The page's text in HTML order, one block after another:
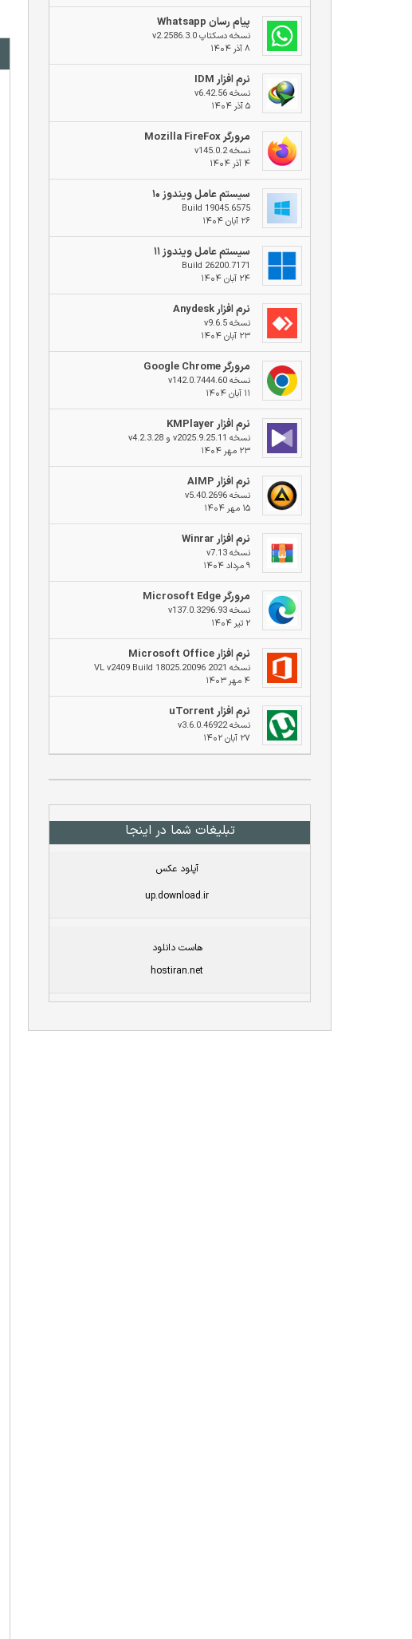
پیام رسان Whatsapp
نسخه دسکتاپ v2.2586.3.0
۸ آذر ۱۴۰۴
نرم افزار IDM
نسخه v6.42.56
۵ آذر ۱۴۰۴
مرورگر Mozilla FireFox
نسخه v145.0.2
۴ آذر ۱۴۰۴
سیستم عامل ویندوز ۱۰
Build 19045.6575
۲۶ آبان ۱۴۰۴
سیستم عامل ویندوز ۱۱
Build 26200.7171
۲۴ آبان ۱۴۰۴
نرم افزار Anydesk
نسخه v9.6.5
۲۳ آبان ۱۴۰۴
مرورگر Google Chrome
نسخه v142.0.7444.60
۱۱ آبان ۱۴۰۴
نرم افزار KMPlayer
نسخه v2025.9.25.11 و v4.2.3.28
۲۳ مهر ۱۴۰۴
نرم افزار AIMP
نسخه v5.40.2696
۱۵ مهر ۱۴۰۴
نرم افزار Winrar
نسخه v7.13
۹ مرداد ۱۴۰۴
مرورگر Microsoft Edge
نسخه v137.0.3296.93
۲ تیر ۱۴۰۴
نرم افزار Microsoft Office
نسخه 2021 VL v2409 Build 18025.20096
۴ مهر ۱۴۰۳
نرم افزار uTorrent
نسخه v3.6.0.46922
۲۷ آبان ۱۴۰۲
تبلیغات شما در اینجا
آپلود عکس
up.download.ir
هاست دانلود
hostiran.net